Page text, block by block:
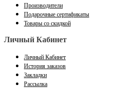
Производители
Подарочные сертификаты
Товары со скидкой
Личный Кабинет
Личный Кабинет
История заказов
Закладки
Рассылка